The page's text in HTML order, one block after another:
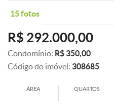
15 fotos
R$ 292.000,00
Condomínio: R$ 350,00
Código do imóvel: 308685
ÁREA QUARTOS